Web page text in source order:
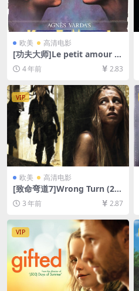
欧美 高清电影
[功夫大师]Le petit amour (1
988)[百度网盘+迅雷云盘资源
1080P超清未删减][MP4/5G
4 年前 2.83
VIP
欧美 高清电影
[致命弯道7]Wrong Turn (20
21)[百度网盘+迅雷云盘资源1
080P超清未删减][MP4/7GB]
[中英字幕]
3 年前 2.87
VIP